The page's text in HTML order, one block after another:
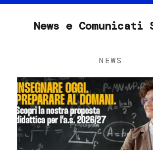
News e Comunicati
NEWS